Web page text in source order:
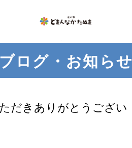
ブログ・お知らせ
だきありがとうござい